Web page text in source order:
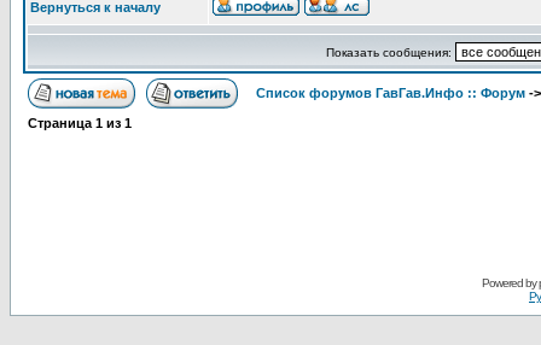
Вернуться к началу
Показать сообщения:
Список форумов ГавГав.Инфо :: Форум -
Страница 1 из 1
Powered by